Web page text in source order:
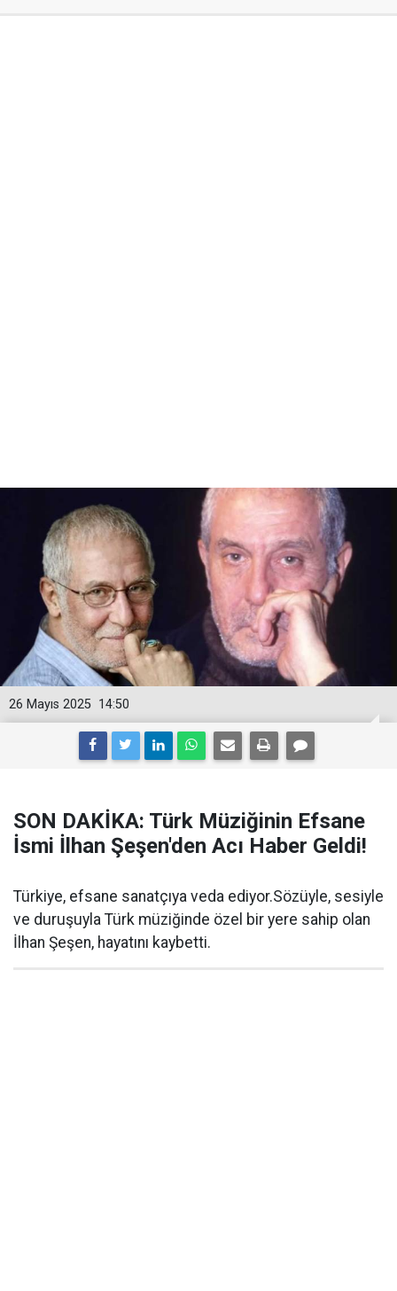
14:50
26 Mayıs 2025
SON DAKİKA: Türk Müziğinin Efsane
İsmi İlhan Şeşen'den Acı Haber Geldi!
Türkiye, efsane sanatçıya veda ediyor.Sözüyle, sesiyle
ve duruşuyla Türk müziğinde özel bir yere sahip olan
İlhan Şeşen, hayatını kaybetti.